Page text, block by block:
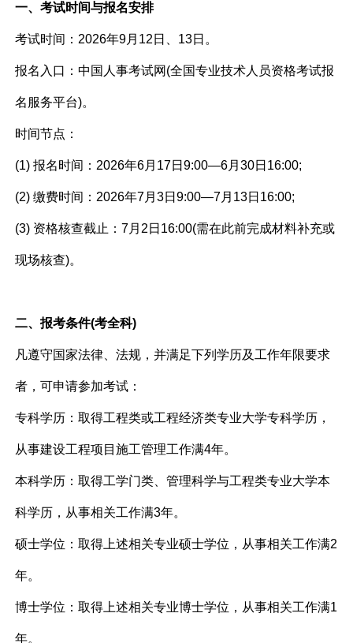
一、考试时间与报名安排
考试时间：2026年9月12日、13日。
报名入口：中国人事考试网(全国专业技术人员资格考试报
名服务平台)。
时间节点：
(1) 报名时间：2026年6月17日9:00—6月30日16:00;
(2) 缴费时间：2026年7月3日9:00—7月13日16:00;
(3) 资格核查截止：7月2日16:00(需在此前完成材料补充或
现场核查)。
二、报考条件(考全科)
凡遵守国家法律、法规，并满足下列学历及工作年限要求
者，可申请参加考试：
专科学历：取得工程类或工程经济类专业大学专科学历，
从事建设工程项目施工管理工作满4年。
本科学历：取得工学门类、管理科学与工程类专业大学本
科学历，从事相关工作满3年。
硕士学位：取得上述相关专业硕士学位，从事相关工作满2
年。
博士学位：取得上述相关专业博士学位，从事相关工作满1
年。